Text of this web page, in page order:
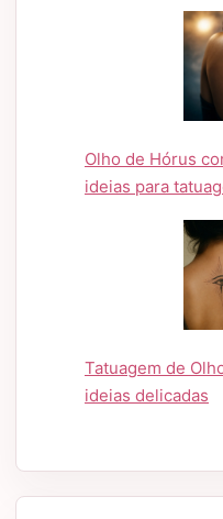
Olho de Hórus
ideias para
Tatuagem de
ideias delicadas